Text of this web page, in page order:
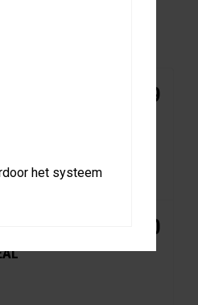
€ 3.133,39
€ 4.430,10
het systeem